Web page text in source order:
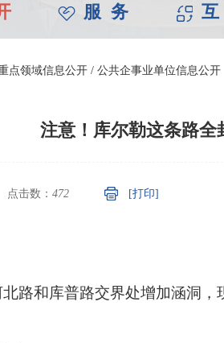
服 务
点领域信息公开 / 公共企事业单位信息公开
注意！库尔勒这条路全
点击数： 472 [打印]
路和库普路交界处增加涵洞